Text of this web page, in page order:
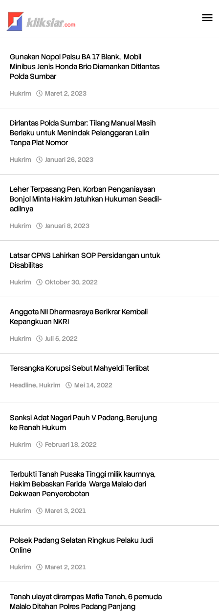
konten
Gunakan Nopol Palsu BA 17 Blank, Mobil
Minibus Jenis Honda Brio Diamankan Ditlantas
Polda Sumbar
Hukrim Maret 2, 2023
Dirlantas Polda Sumbar: Tilang Manual Masih
Berlaku untuk Menindak Pelanggaran Lalin
Tanpa Plat Nomor
Hukrim Januari 26, 2023
Leher Terpasang Pen, Korban Penganiayaan
Bonjol Minta Hakim Jatuhkan Hukuman Seadil-
adilnya
Hukrim Januari 8, 2023
Latsar CPNS Lahirkan SOP Persidangan untuk
Disabilitas
Hukrim Oktober 30, 2022
Anggota NII Dharmasraya Berikrar Kembali
Kepangkuan NKRI
Hukrim Juli 5, 2022
Tersangka Korupsi Sebut Mahyeldi Terlibat
Headline,Hukrim Mei 14, 2022
Sanksi Adat Nagari Pauh V Padang, Berujung
ke Ranah Hukum
Hukrim Februari 18, 2022
Terbukti Tanah Pusaka Tinggi milik kaumnya,
Hakim Bebaskan Farida Warga Malalo dari
Dakwaan Penyerobotan
Hukrim Maret 3, 2021
Polsek Padang Selatan Ringkus Pelaku Judi
Online
Hukrim Maret 2, 2021
Tanah ulayat dirampas Mafia Tanah, 6 pemuda
Malalo Ditahan Polres Padang Panjang